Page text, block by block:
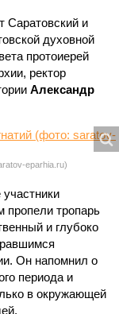
Саратовский и
духовной
протоиерей
ректор
Александр
eparhia.ru)
пропели тропарь
и глубоко
Он напомнил о
периода и
в окружающей